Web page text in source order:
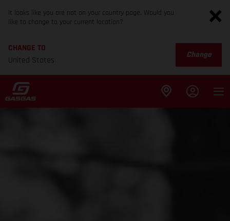
It looks like you are not on your country page. Would you
like to change to your current location?
CHANGE TO
United States
Change